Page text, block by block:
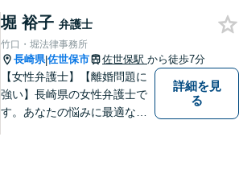
寧にお話を伺うことを大切に
しています。
堀 裕子 弁護士
竹口・堀法律事務所
長崎県|佐世保市 佐世保駅 から徒歩7分
【女性弁護士】【離婚問題に
強い】長崎県の女性弁護士で
す。あなたの悩みに最適なリ
詳細を見
る